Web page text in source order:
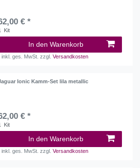
€ *
Kit
In den Warenkorb
inkl. ges. MwSt. zzgl.Versandkosten
Ionic Kamm-Set lila metallic
€ *
Kit
In den Warenkorb
inkl. ges. MwSt. zzgl.Versandkosten